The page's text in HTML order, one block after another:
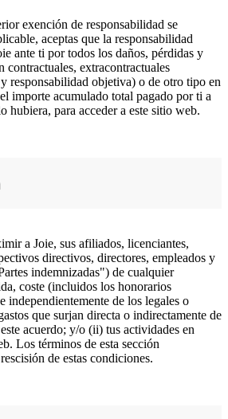
exención de responsabilidad se
aceptas que la responsabilidad
ante ti por todos los daños, pérdidas y
contractuales, extracontractuales
responsabilidad objetiva) o de otro tipo en
importe acumulado total pagado por ti a
hubiera, para acceder a este sitio web.
a Joie, sus afiliados, licenciantes,
directivos, directores, empleados y
indemnizadas") de cualquier
coste (incluidos los honorarios
independientemente de los legales o
que surjan directa o indirectamente de
acuerdo; y/o (ii) tus actividades en
Los términos de esta sección
de estas condiciones.